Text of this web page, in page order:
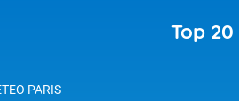
les
Top
PARIS